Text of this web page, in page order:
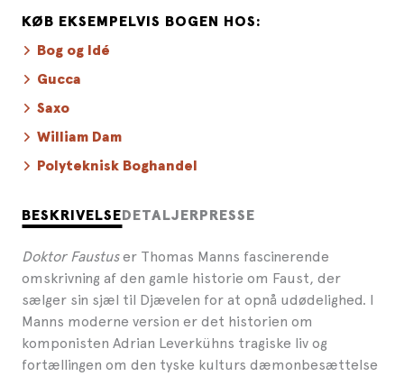
BESKRIVELSE DETALJER PRESSE
Doktor Faustuser Thomas Manns fascinerende
omskrivning af den gamle historie om Faust, der
sælger sin sjæl til Djævelen for at opnå udødelighed. I
Manns moderne version er det historien om
komponisten Adrian Leverkühns tragiske liv og
fortællingen om den tyske kulturs dæmonbesættelse
KØB EKSEMPELVIS BOGEN HOS:
Bog og Idé
Gucca
Saxo
William Dam
Polyteknisk Boghandel